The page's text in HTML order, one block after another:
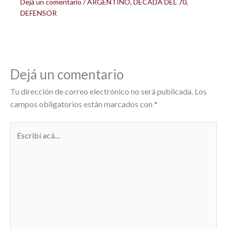
Dejá un comentario /ARGENTINO, DECADA DEL 70,
DEFENSOR
Dejá un comentario
Tu dirección de correo electrónico no será publicada. Los
campos obligatorios están marcados con *
acá...